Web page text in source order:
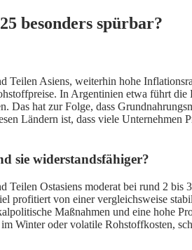
besonders spürbar?
Asiens, weiterhin hohe
In Argentinien etwa führt
Das hat zur Folge, dass
Ländern ist, dass viele Unternehmen
sie widerstandsfähiger?
Ostasiens moderat bei rund 2
von einer vergleichsweise
Maßnahmen und eine hohe
Winter oder volatile Rohstoffkosten,